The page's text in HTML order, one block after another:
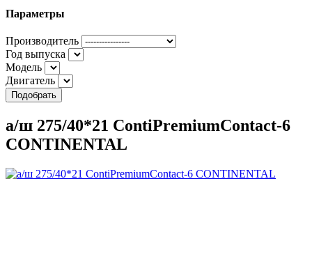
Параметры
Производитель
Год выпуска
Модель
Двигатель
Подобрать
а/ш 275/40*21 ContiPremiumContact-6
CONTINENTAL